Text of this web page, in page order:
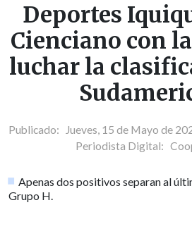
Deportes
Cienciano con
luchar la
Publicado: Jueves, 15 de Mayo de
Periodista Digital:
Apenas dos positivos separan al
Grupo H.